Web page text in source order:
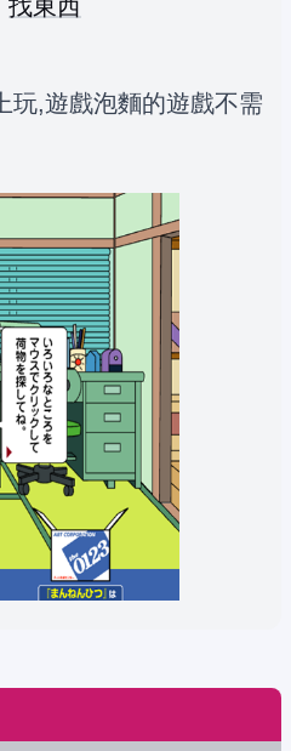
找東西
玩,遊戲泡麵的遊戲不需